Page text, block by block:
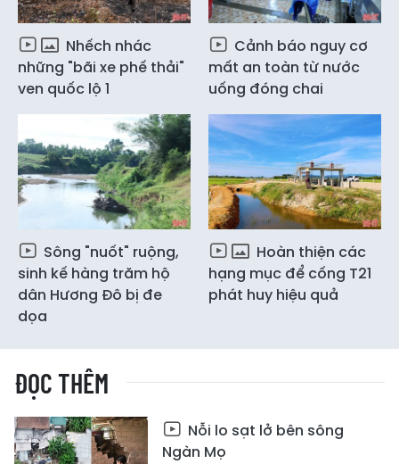
Nhếch nhác
những "bãi xe phế thải"
ven quốc lộ 1
Cảnh báo nguy cơ
mất an toàn từ nước
uống đóng chai
Sông "nuốt" ruộng,
sinh kế hàng trăm hộ
dân Hương Đô bị đe
dọa
Hoàn thiện các
hạng mục để cống T21
phát huy hiệu quả
ĐỌC THÊM
Nỗi lo sạt lở bên sông
Ngàn Mọ